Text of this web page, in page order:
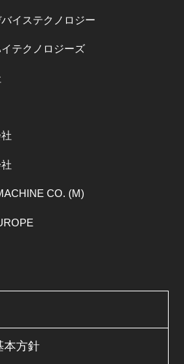
イステクノロジー
テクノロジーズ
CO. (M)
本方針